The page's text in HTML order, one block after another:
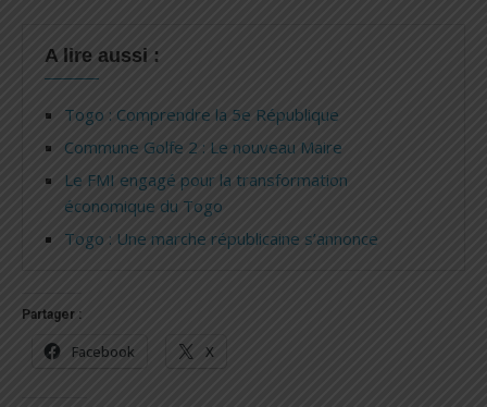
A lire aussi :
Togo : Comprendre la 5e République
Commune Golfe 2 : Le nouveau Maire
Le FMI engagé pour la transformation
économique du Togo
Togo : Une marche républicaine s’annonce
Partager :
Facebook X